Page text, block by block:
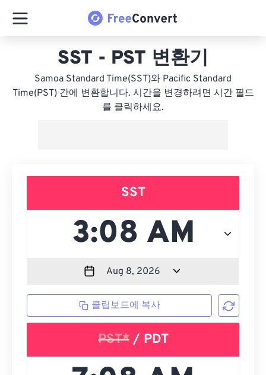
SST - PST 변환기
Samoa Standard Time(SST)와 Pacific Standard
Time(PST) 간에 변환합니다. 시간을 변경하려면 시간 필드
를 클릭하세요.
SST
클립보드에 복사
PST*/ PDT